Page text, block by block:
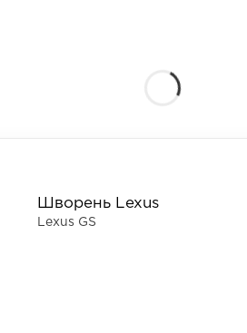
Шворень Lexus
Lexus GS